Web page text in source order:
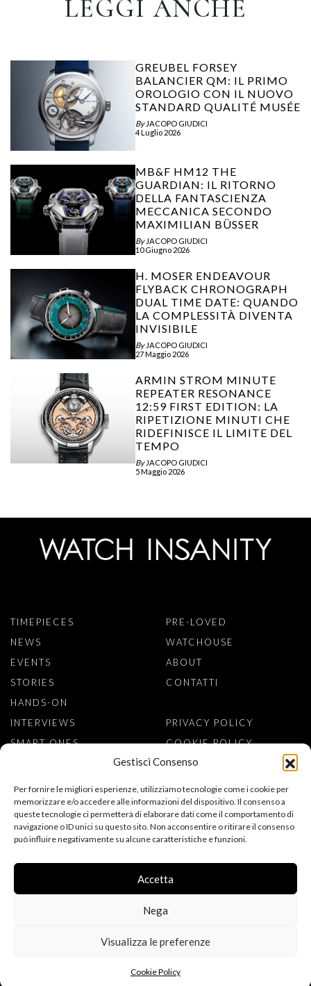
Gestisci Consenso
Per fornire le migliori esperienze, utilizziamo tecnologie come i cookie per
memorizzare e/o accedere alle informazioni del dispositivo. Il consenso a
queste tecnologie ci permetterà di elaborare dati come il comportamento di
navigazione o ID unici su questo sito. Non acconsentire o ritirare il consenso
può influire negativamente su alcune caratteristiche e funzioni.
Accetta
Nega
Visualizza le preferenze
Cookie Policy
LEGGI ANCHE
GREUBEL FORSEY
BALANCIER QM: IL PRIMO
OROLOGIO CON IL NUOVO
STANDARD QUALITÉ MUSÉE
By JACOPO GIUDICI
4 Luglio 2026
MB&F HM12 THE
GUARDIAN: IL RITORNO
DELLA FANTASCIENZA
MECCANICA SECONDO
MAXIMILIAN BÜSSER
By JACOPO GIUDICI
10 Giugno 2026
H. MOSER ENDEAVOUR
FLYBACK CHRONOGRAPH
DUAL TIME DATE: QUANDO
LA COMPLESSITÀ DIVENTA
INVISIBILE
By JACOPO GIUDICI
27 Maggio 2026
ARMIN STROM MINUTE
REPEATER RESONANCE
12:59 FIRST EDITION: LA
RIPETIZIONE MINUTI CHE
RIDEFINISCE IL LIMITE DEL
TEMPO
By JACOPO GIUDICI
5 Maggio 2026
TIMEPIECES
NEWS
EVENTS
STORIES
HANDS-ON
INTERVIEWS
SMART ONES
PRE-LOVED
WATCHOUSE
ABOUT
CONTATTI
PRIVACY POLICY
COOKIE POLICY
ISCRIVITI ALLA NEWSLETTER
ACCONSENTO AL TRATTAMENTO DEI MIEI DATI PERSONALI PER
L’INFORMATIVA SULLA PRIVACY.
FOLLOW US
Copyright © 2015-2026 Watch Insanity - All rights reserved